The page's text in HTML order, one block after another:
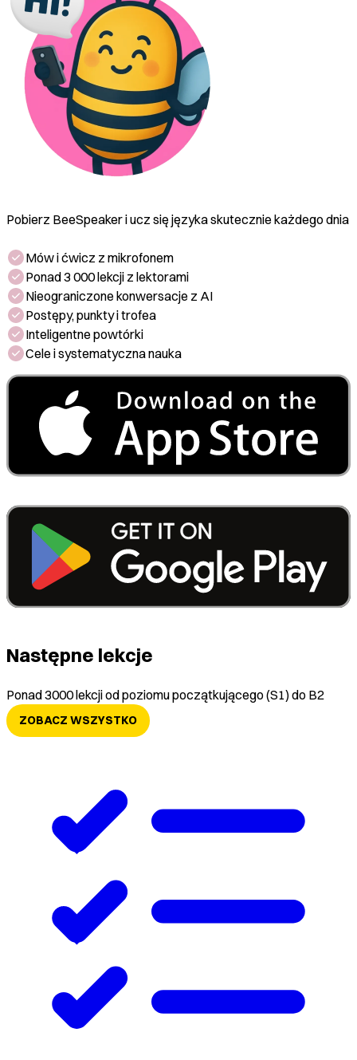
Pobierz BeeSpeaker i ucz się języka skutecznie każdego dnia
Mów i ćwicz z mikrofonem
Ponad 3 000 lekcji z lektorami
Nieograniczone konwersacje z AI
Postępy, punkty i trofea
Inteligentne powtórki
Cele i systematyczna nauka
Następne lekcje
Ponad 3000 lekcji od poziomu początkującego (S1) do B2
ZOBACZ WSZYSTKO